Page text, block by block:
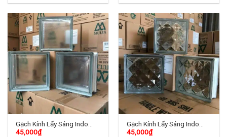
Gạch Kính Lấy Sáng Indo
TD-03
45,000₫
Gạch Kính Lấy Sáng Indo
TD-04
45,000₫